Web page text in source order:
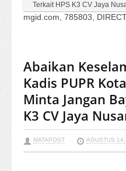
Terkait HPS K3 CV Jaya
mgid.com, 785803,
Abaikan
Kadis PUPR
Minta Jangan
K3 CV Jaya
MATAPOST AGUSTUS